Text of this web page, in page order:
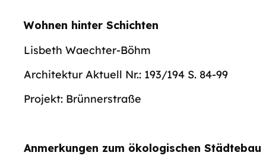
Wohnen hinter Schichten
Lisbeth Waechter-Böhm
Architektur Aktuell Nr.: 193/194 S. 84-99
Projekt: Brünnerstraße
Anmerkungen zum ökologischen Städtebau